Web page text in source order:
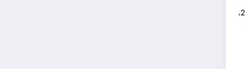
مع اقتراب نهاية أكتوبر 2025،